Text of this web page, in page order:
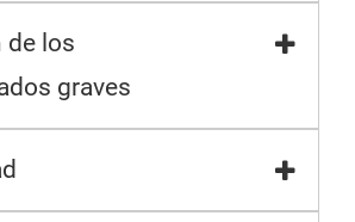
de los
graves